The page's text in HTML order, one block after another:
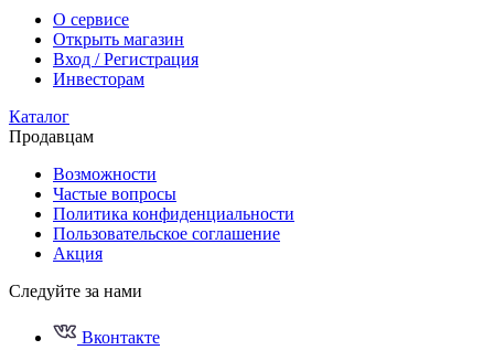
О сервисе
Открыть магазин
Вход / Регистрация
Инвесторам
Каталог
Продавцам
Возможности
Частые вопросы
Политика конфиденциальности
Пользовательское соглашение
Акция
Следуйте за нами
Вконтакте